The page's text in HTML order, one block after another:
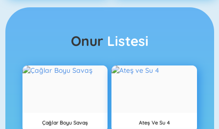
Onur Listesi
Çağlar Boyu Savaş Ateş Ve Su 4